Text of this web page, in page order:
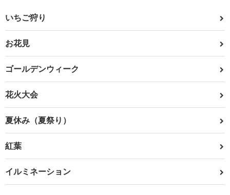
いちご狩り
お花見
ゴールデンウィーク
花火大会
夏休み（夏祭り）
紅葉
イルミネーション